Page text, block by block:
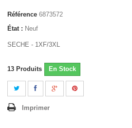
Référence 6873572
État : Neuf
SECHE - 1XF/3XL
13 Produits En Stock
Imprimer